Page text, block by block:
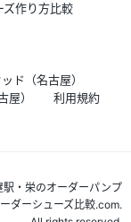
ズ作り方比較
ド（名古屋）
屋）
利用規約
・栄のオーダーパンプ
ダーシューズ比較.com.